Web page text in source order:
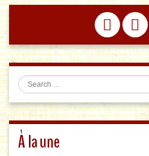
Search
À la une